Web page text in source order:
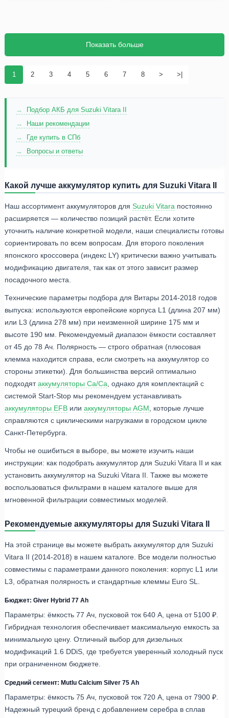
1 2 3 4 5 6 7 8 > >|
Показать больше
Подбор АКБ для Suzuki Vitara II
Наши рекомендации
Где купить в СПб
Вопросы и ответы
Какой лучше аккумулятор купить для Suzuki Vitara II
Наш ассортимент аккумуляторов для Suzuki Vitara постоянно
расширяется — количество позиций растёт. Если хотите
уточнить наличие конкретной модели, наши специалисты готовы
сориентировать по всем вопросам. Для второго поколения
японского кроссовера (индекс LY) критически важно учитывать
модификацию двигателя, так как от этого зависит размер
посадочного места.
Технические параметры подбора для Витары 2014-2018 годов
выпуска: используются европейские корпуса L1 (длина 207 мм)
или L3 (длина 278 мм) при неизменной ширине 175 мм и
высоте 190 мм. Рекомендуемый диапазон ёмкости составляет
от 45 до 78 Ач. Полярность — строго обратная (плюсовая
клемма находится справа, если смотреть на аккумулятор со
стороны этикетки). Для большинства версий оптимально
подходятаккумуляторы Ca/Ca , однако для комплектаций с
системой Start-Stop мы рекомендуем устанавливать
аккумуляторы EFB или аккумуляторы AGM , которые лучше
справляются с циклическими нагрузками в городском цикле
Санкт-Петербурга.
Чтобы не ошибиться в выборе, вы можете изучить наши
инструкции: как подобрать аккумулятор для Suzuki Vitara II и как
установить аккумулятор на Suzuki Vitara II. Также вы можете
воспользоваться фильтрами в нашем каталоге выше для
мгновенной фильтрации совместимых моделей.
Рекомендуемые аккумуляторы для Suzuki Vitara II
На этой странице вы можете выбрать аккумулятор для Suzuki
Vitara II (2014-2018) в нашем каталоге. Все модели полностью
совместимы с параметрами данного поколения: корпус L1 или
L3, обратная полярность и стандартные клеммы Euro SL.
Бюджет: Giver Hybrid 77 Ah
Параметры: ёмкость 77 Ач, пусковой ток 640 А, цена от 5100 ₽.
Гибридная технология обеспечивает максимальную емкость за
минимальную цену. Отличный выбор для дизельных
модификаций 1.6 DDiS, где требуется уверенный холодный пуск
при ограниченном бюджете.
Средний сегмент: Mutlu Calcium Silver 75 Ah
Параметры: ёмкость 75 Ач, пусковой ток 720 А, цена от 7900 ₽.
Надежный турецкий бренд с добавлением серебра в сплав